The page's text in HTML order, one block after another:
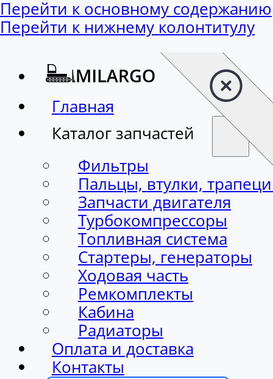
Перейти к основному содержанию
Перейти к нижнему колонтитулу
Главная
Каталог запчастей
Фильтры
Пальцы, втулки,
Запчасти двигателя
Турбокомпрессоры
Топливная система
Стартеры, генераторы
Ходовая часть
Ремкомплекты
Кабина
Радиаторы
Оплата и доставка
Контакты